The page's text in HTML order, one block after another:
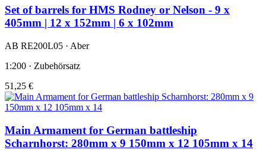
Set of barrels for HMS Rodney or Nelson - 9 x
405mm | 12 x 152mm | 6 x 102mm
AB RE200L05 · Aber
1:200 · Zubehörsatz
51,25 €
Main Armament for German battleship
Scharnhorst: 280mm x 9 150mm x 12 105mm x 14